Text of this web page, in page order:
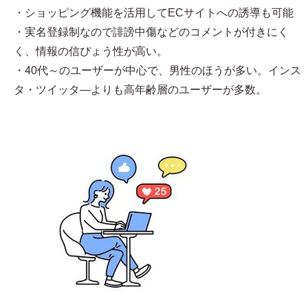
・ショッピング機能を活用してECサイトへの誘導も可能
・実名登録制なので誹謗中傷などのコメントが付きにく
く、情報の信ぴょう性が高い。
・40代～のユーザーが中心で、男性のほうが多い。インス
タ・ツイッタ―よりも高年齢層のユーザーが多数。